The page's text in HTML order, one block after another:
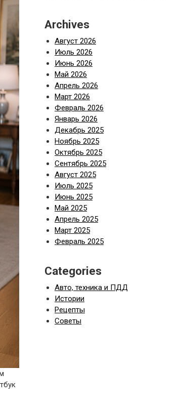
Archives
Август 2026
Июль 2026
Июнь 2026
Май 2026
Апрель 2026
Март 2026
Февраль 2026
Январь 2026
Декабрь 2025
Ноябрь 2025
Октябрь 2025
Сентябрь 2025
Август 2025
Июль 2025
Июнь 2025
Май 2025
Апрель 2025
Март 2025
Февраль 2025
Categories
Авто, техника и ПДД
Истории
Рецепты
Советы